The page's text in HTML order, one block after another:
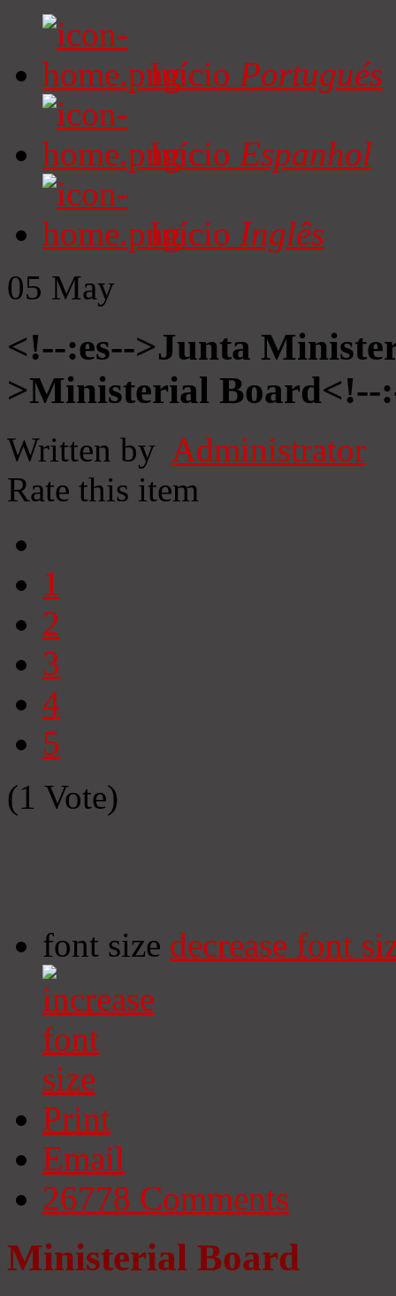
Início Portugués
Início Espanhol
Início Inglês
05 May
<!--:es-->Junta
>Ministerial Board<!--
Written by Administrator
Rate this item
1
2
3
4
5
(1 Vote)
font size decrease font
Print
Email
26778 Comments
Ministerial Board